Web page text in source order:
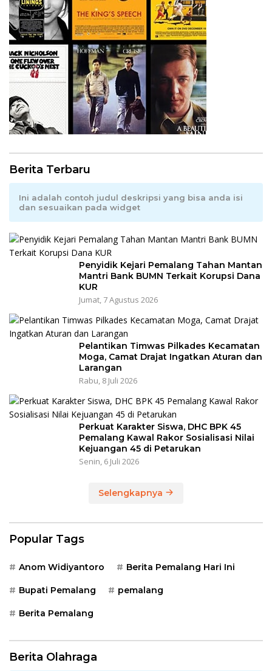
Berita Terbaru
Ini adalah contoh judul deskripsi yang bisa anda isi
dan sesuaikan pada widget
Penyidik Kejari Pemalang Tahan Mantan
Mantri Bank BUMN Terkait Korupsi Dana
KUR
Jumat, 7 Agustus 2026
Pelantikan Timwas Pilkades Kecamatan
Moga, Camat Drajat Ingatkan Aturan dan
Larangan
Rabu, 8 Juli 2026
Perkuat Karakter Siswa, DHC BPK 45
Pemalang Kawal Rakor Sosialisasi Nilai
Kejuangan 45 di Petarukan
Senin, 6 Juli 2026
Selengkapnya
Popular Tags
Anom Widiyantoro Berita Pemalang Hari Ini
Bupati Pemalang pemalang
Berita Pemalang
Berita Olahraga